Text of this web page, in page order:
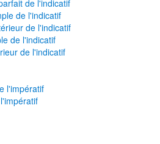
de l'indicatif
de l'indicatif
de l'indicatif
de l'indicatif
de l'indicatif
l'impératif